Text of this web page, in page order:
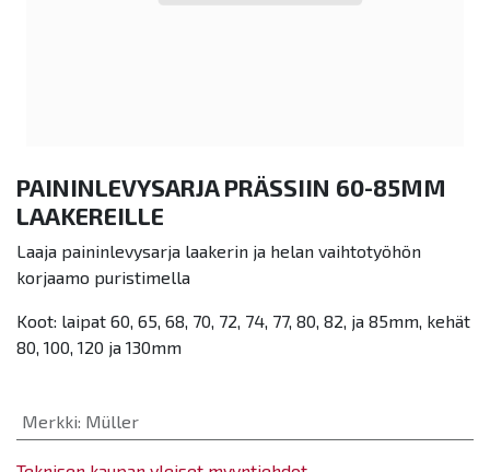
PAININLEVYSARJA PRÄSSIIN 60-85MM
LAAKEREILLE
Laaja paininlevysarja laakerin ja helan vaihtotyöhön
korjaamo puristimella
Koot: laipat 60, 65, 68, 70, 72, 74, 77, 80, 82, ja 85mm, kehät
80, 100, 120 ja 130mm
Merkki: Müller